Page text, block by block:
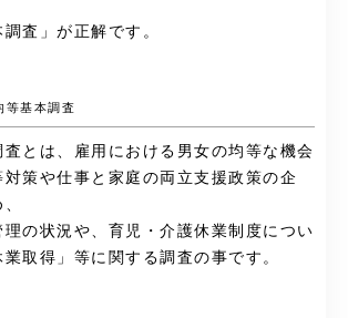
調査」が正解です。
等基本調査
査とは、雇用における男女の均等な機会
対策や仕事と家庭の両立支援政策の企
の状況や、育児・介護休業制度につい
取得」等に関する調査の事です。